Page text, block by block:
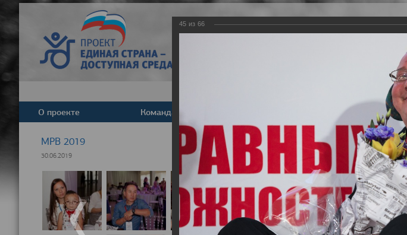
Версия для слабовидящих
О проекте Команда Деятельность
МРВ 2019
30.06.2019
45 из 66